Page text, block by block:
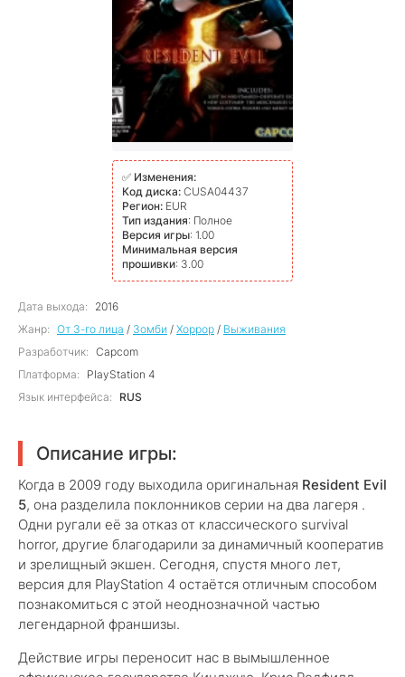
✅ Изменения:
Код диска: CUSA04437
Регион: EUR
Тип издания: Полное
Версия игры: 1.00
Минимальная версия
прошивки: 3.00
Дата выхода:
2016
Жанр: От 3-го лица / Зомби / Хоррор / Выживания
Разработчик: Capcom
Платформа:
PlayStation 4
Язык интерфейса:
RUS
Описание игры:
Когда в 2009 году выходила оригинальная Resident Evil
5, она разделила поклонников серии на два лагеря .
Одни ругали её за отказ от классического survival
horror, другие благодарили за динамичный кооператив
и зрелищный экшен. Сегодня, спустя много лет,
версия для PlayStation 4 остаётся отличным способом
познакомиться с этой неоднозначной частью
легендарной франшизы.
Действие игры переносит нас в вымышленное